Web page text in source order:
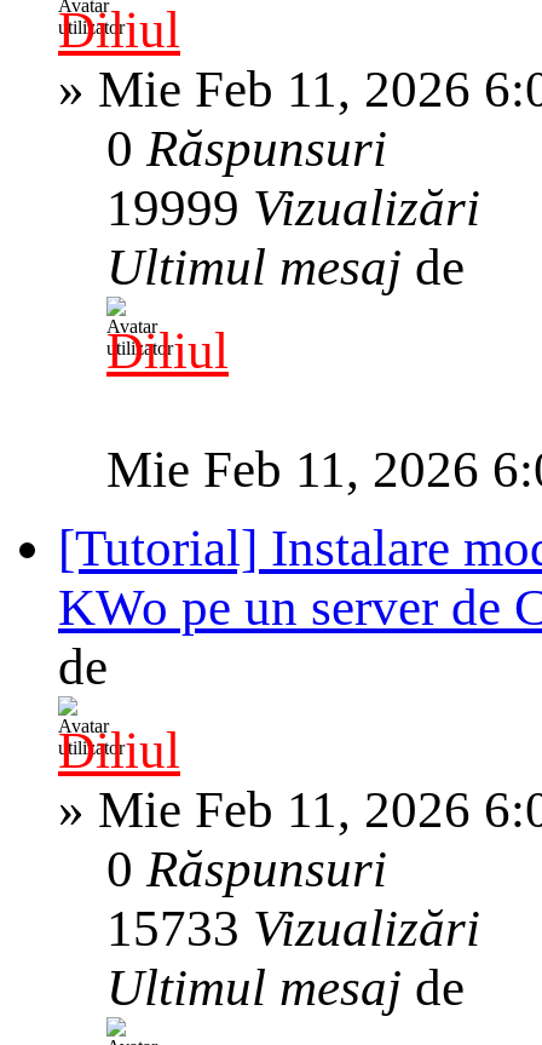
Diliul
» Mie Feb 11, 2026
0Răspunsuri
19999 Vizualizări
Ultimul mesaj de
Diliul
Mie Feb 11, 2026
[Tutorial] Instalare
KWo pe un server de
de
Diliul
» Mie Feb 11, 2026
0Răspunsuri
15733 Vizualizări
Ultimul mesaj de